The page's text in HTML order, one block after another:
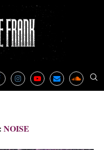
NOISE